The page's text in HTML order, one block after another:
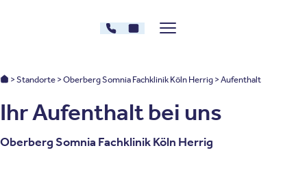
02235 - 4739024
Kontakt
Menü zeigen/verstecken
Oberberg Kliniken: Startseite
Standorte Oberberg Somnia Fachklinik Köln Herrig Aufenthalt
Ihr Aufenthalt bei uns
Oberberg Somnia Fachklinik Köln Herrig